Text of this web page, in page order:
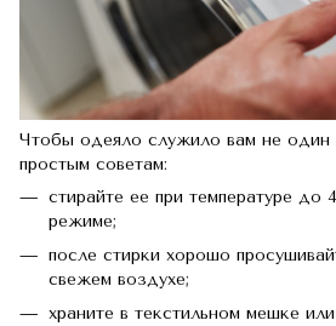
Чтобы одеяло служило вам не один
простым советам:
стирайте ее при температуре до
режиме;
после стирки хорошо
свежем воздухе;
храните в текстильном мешке